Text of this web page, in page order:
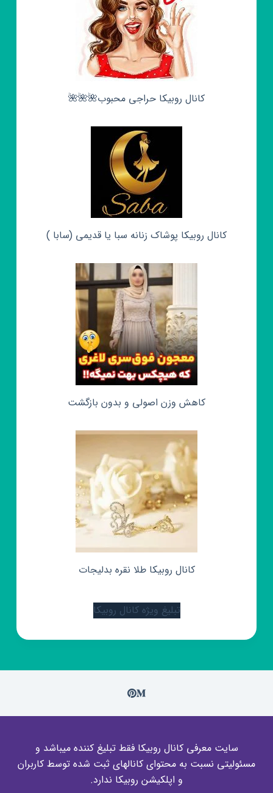
کانال روبیکا حراجی محبوب🌺🌺🌺
کانال روبیکا پوشاک زنانه سبا یا قدیمی (سابا )
کاهش وزن اصولی و بدون بازگشت
کانال روبیکا طلا نقره بدلیجات
تبلیغ ویژه کانال روبیکا
سایت معرفی کانال روبیکا فقط تبلیغ کننده میباشد و
مسئولیتی نسبت به محتوای کانالهای ثبت شده توسط کاربران
و اپلکیشن روبیکا ندارد.